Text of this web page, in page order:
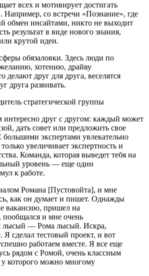
всех и мотивирует достигать
Например, со встречи «Познание», где
обмен инсайтами, никто не выходит
результат в виде нового знания,
крутой идеи.
обязаловки. Здесь люди по
хотению, драйву
делают друг для друга, веселятся
друга развивать.
стратегической группы
друг с другом: каждый может
дать совет или предложить свое
экспертами увлекательно
увеличивает экспертность и
Команда, которая выведет тебя на
уровень — еще один
к работе.
Романа [Пустовойта], и мне
как он думает и пишет. Однажды
вакансию, пришел на
пообщался и мне очень
лысый — Рома лысый. Искра,
Я сделал тестовый проект, и вот
работаем вместе. Я все еще
рядом с Ромой, очень классным
которого можно многому